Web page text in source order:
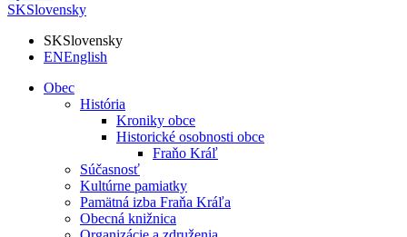
SKSlovensky
SKSlovensky
ENEnglish
Obec
História
Kroniky obce
Historické osobnosti obce
Fraňo Kráľ
Súčasnosť
Kultúrne pamiatky
Pamätná izba Fraňa Kráľa
Obecná knižnica